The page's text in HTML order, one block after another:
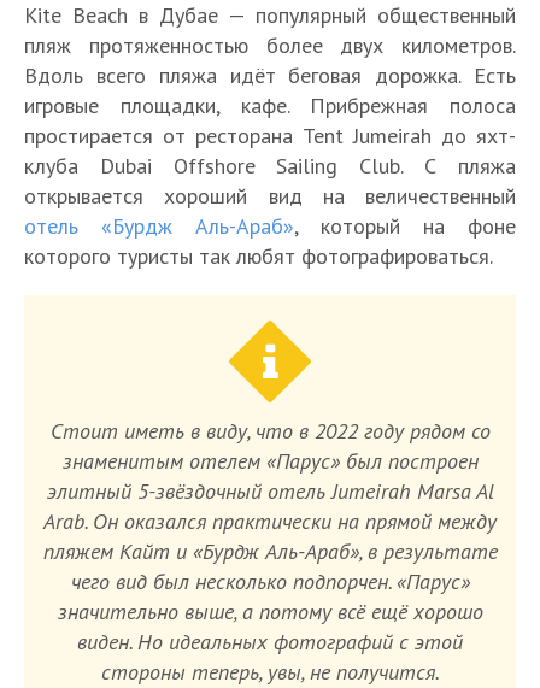
Kite Beach в Дубае — популярный общественный
пляж протяженностью более двух километров.
Вдоль всего пляжа идёт беговая дорожка. Есть
игровые площадки, кафе. Прибрежная полоса
простирается от ресторана Tent Jumeirah до яхт-
клуба Dubai Offshore Sailing Club. С пляжа
открывается хороший вид на величественный
отель «Бурдж Аль-Араб», который на фоне
которого туристы так любят фотографироваться.
Стоит иметь в виду, что в 2022 году рядом со
знаменитым отелем «Парус» был построен
элитный 5-звёздочный отель Jumeirah Marsa Al
Arab. Он оказался практически на прямой между
пляжем Кайт и «Бурдж Аль-Араб», в результате
чего вид был несколько подпорчен. «Парус»
значительно выше, а потому всё ещё хорошо
виден. Но идеальных фотографий с этой
стороны теперь, увы, не получится.